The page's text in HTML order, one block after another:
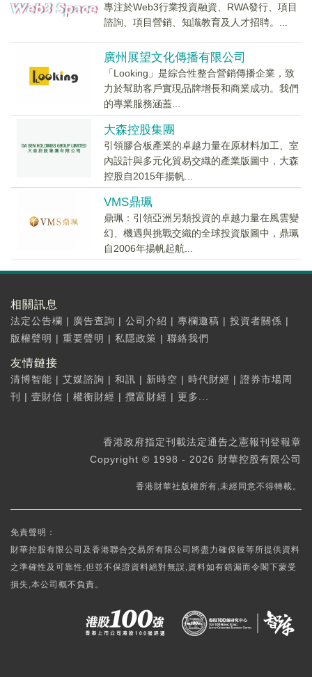
專注於Web3行業投資融資、RWA發行、項目
諮詢、項目營銷、知識教育及人才招聘。...
廣州展望文化傳播有限公司
「Looking」是綜合性整合營銷傳播企業，致
力於幫助客戶實現品牌增長和商業成功。我們
的專業服務涵蓋...
大森控股集團
引領膠合板產業的卓越力量在原材料加工、室
內設計與多元化貿易交織的產業版圖中，大森
控股自2015年揚帆...
VMS鼎珮
鼎珮：引領亞洲另類投資的卓越力量在風雲變
幻、機遇與挑戰交織的全球投資版圖中，鼎珮
自2006年揚帆起航...
相關訊息
法定公告欄 | 廣告查詢 | 公司介紹 | 專欄邀稿 | 投資者關係 |
版權聲明 | 重要聲明 | 私隱政策 | 聯絡我們
友情鏈接
清博智能 | 艾媒諮詢 | 和訊 | 新時空 | 時代財經 | 證券市場周
刊
| 壹財信 | 權衡財經 | 攬富財經 | 更多...
香港政府指定刊載法定通告之憲報刊登報章
Copyright © 1998 - 2026 財華控股有限公司
香港財華社版權所有,未經同意不得轉載。
免責聲明：
財華控股有限公司及香港聯合交易所有限公司將盡力確保彼等所提供資料
之準確性及可靠性,但並不保證資料絕對無誤,資料如有錯漏而令閣下蒙受
損失,本公司概不負責。